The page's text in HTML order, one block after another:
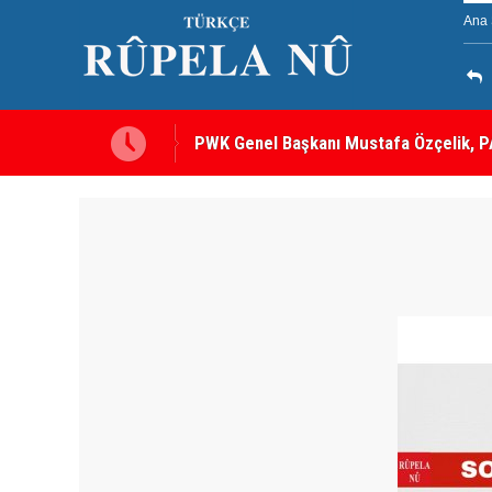
Ana
PWK Genel Başkanı Mustafa Özçelik,
Görüştü
12 maddelik çerçeve yasanın tam